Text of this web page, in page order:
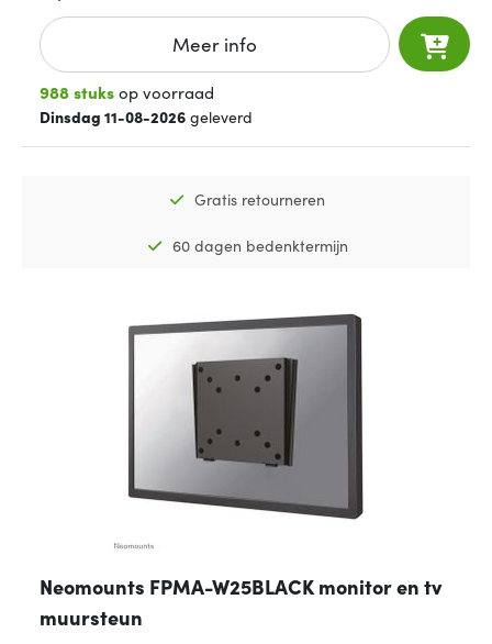
Meer info
988 stuksop voorraad
Dinsdag 11-08-2026 geleverd
Gratis retourneren
60 dagen bedenktermijn
Neomounts FPMA-W25BLACK monitor en tv
muursteun